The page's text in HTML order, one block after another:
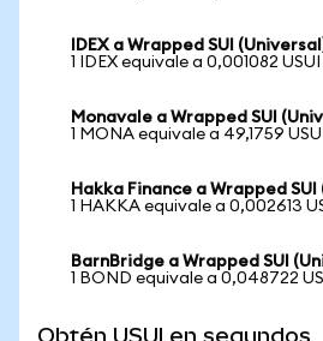
IDEX a Wrapped SUI
1 IDEX equivale a 0,001082 USUI
Monavale a Wrapped SUI
1 MONA equivale a 49,1759 USUI
Hakka Finance a Wrapped
1 HAKKA equivale a 0,002613
BarnBridge a Wrapped SUI
1 BOND equivale a 0,048722
Obtén USUI en segundos